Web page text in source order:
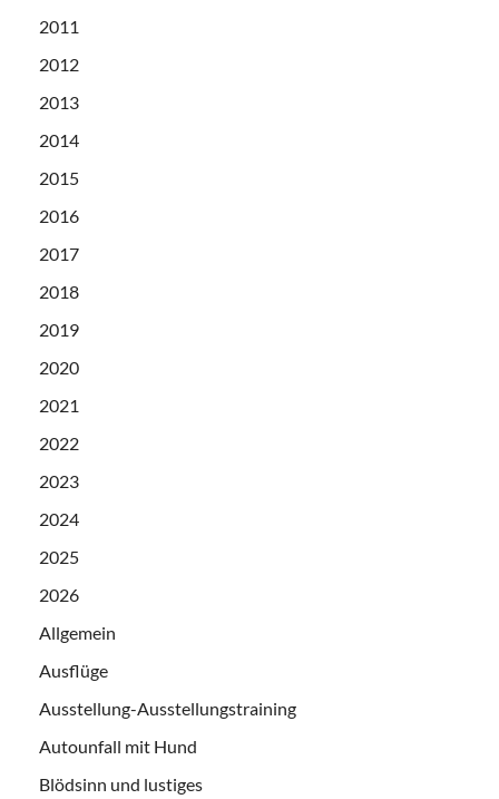
2011
2012
2013
2014
2015
2016
2017
2018
2019
2020
2021
2022
2023
2024
2025
2026
Allgemein
Ausflüge
Ausstellung-Ausstellungstraining
Autounfall mit Hund
Blödsinn und lustiges